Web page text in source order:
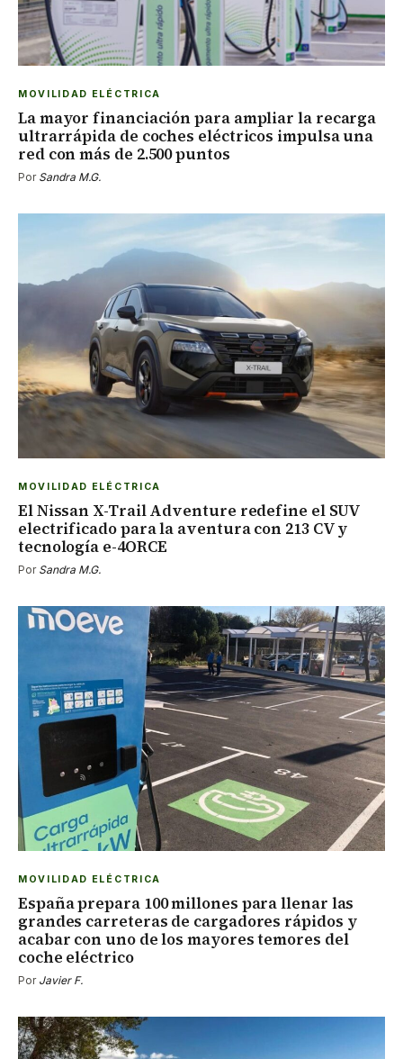
MOVILIDAD ELÉCTRICA
La mayor financiación para ampliar la recarga
ultrarrápida de coches eléctricos impulsa una
red con más de 2.500 puntos
Por Sandra M.G.
MOVILIDAD ELÉCTRICA
El Nissan X-Trail Adventure redefine el SUV
electrificado para la aventura con 213 CV y
tecnología e-4ORCE
Por Sandra M.G.
MOVILIDAD ELÉCTRICA
España prepara 100 millones para llenar las
grandes carreteras de cargadores rápidos y
acabar con uno de los mayores temores del
coche eléctrico
Por Javier F.